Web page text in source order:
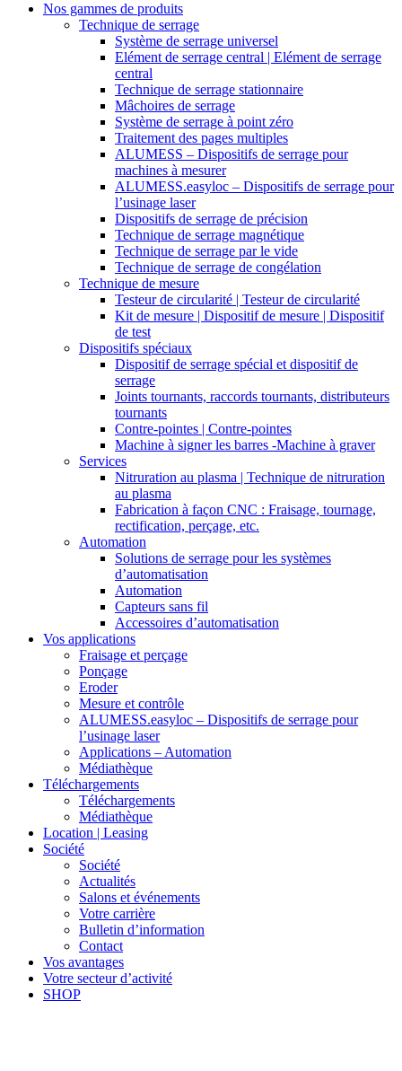
Nos gammes de produits
Technique de serrage
Système de serrage universel
Elément de serrage central | Elément de serrage
central
Technique de serrage stationnaire
Mâchoires de serrage
Système de serrage à point zéro
Traitement des pages multiples
ALUMESS – Dispositifs de serrage pour
machines à mesurer
ALUMESS.easyloc – Dispositifs de serrage pour
l’usinage laser
Dispositifs de serrage de précision
Technique de serrage magnétique
Technique de serrage par le vide
Technique de serrage de congélation
Technique de mesure
Testeur de circularité | Testeur de circularité
Kit de mesure | Dispositif de mesure | Dispositif
de test
Dispositifs spéciaux
Dispositif de serrage spécial et dispositif de
serrage
Joints tournants, raccords tournants, distributeurs
tournants
Contre-pointes | Contre-pointes
Machine à signer les barres -Machine à graver
Services
Nitruration au plasma | Technique de nitruration
au plasma
Fabrication à façon CNC : Fraisage, tournage,
rectification, perçage, etc.
Automation
Solutions de serrage pour les systèmes
d’automatisation
Automation
Capteurs sans fil
Accessoires d’automatisation
Vos applications
Fraisage et perçage
Ponçage
Eroder
Mesure et contrôle
ALUMESS.easyloc – Dispositifs de serrage pour
l’usinage laser
Applications – Automation
Médiathèque
Téléchargements
Téléchargements
Médiathèque
Location | Leasing
Société
Société
Actualités
Salons et événements
Votre carrière
Bulletin d’information
Contact
Vos avantages
Votre secteur d’activité
SHOP